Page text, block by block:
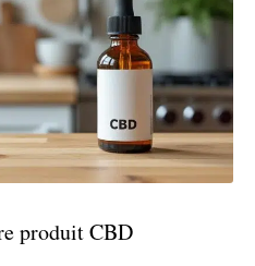
produit CBD